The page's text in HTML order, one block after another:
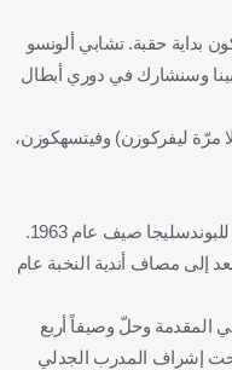
بداية حقبة. تشابي ألونسو
وسنشارك في دوري أبطال
مرّة ليفركوزن) وفيتسهكوزن،
لم يكن ليفركوزن أحد الأندية الـ16 المؤسسة للبوندسليجا صيف عام 1963.
إلى مصاف أندية النخبة عام
بين رباعي المقدمة وحلّ وصيفاً أربع
في أعوام 1997، 1999، 2000 و2002 تحت إشراف المدرب الجدلي